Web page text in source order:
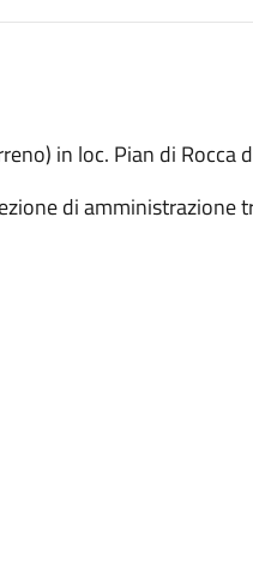
in loc. Pian di Rocca
di amministrazione